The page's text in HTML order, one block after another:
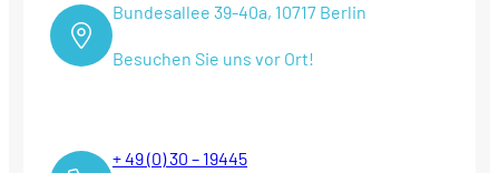
Bundesallee 39-40a, 10717 Berlin
Besuchen Sie uns vor Ort!
+ 49 (0) 30 – 19445